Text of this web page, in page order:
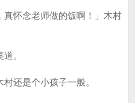
怀念老师做的饭啊！」木村
。
还是个小孩子一般。